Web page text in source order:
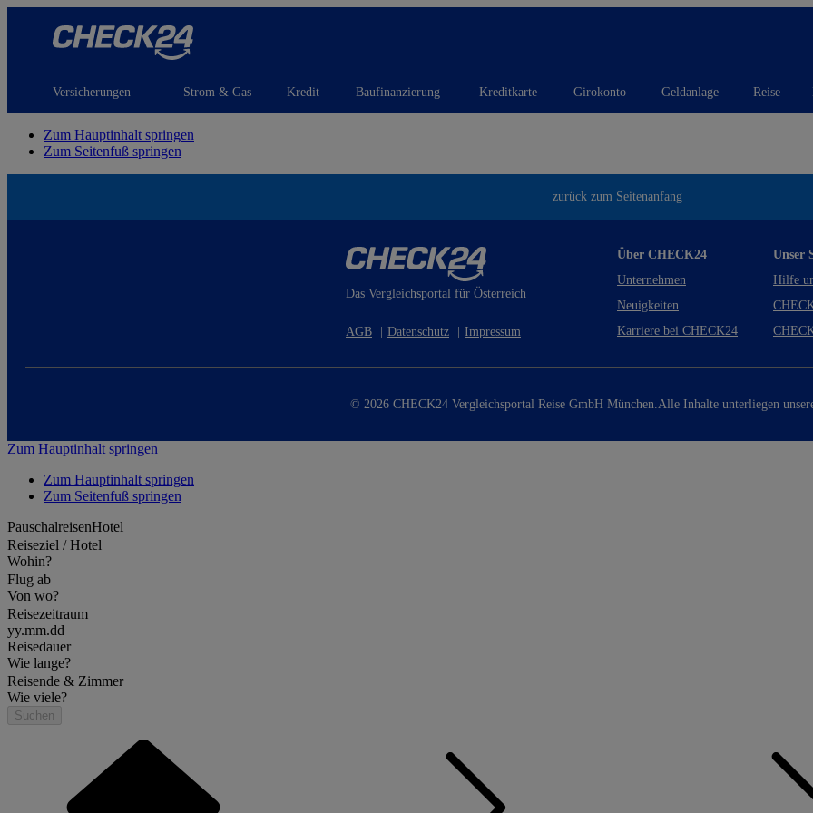
Versicherungen Strom & Gas Kredit Baufinanzierung Kreditkarte Girokonto Geldanlage Reise
Zum Hauptinhalt springen
Zum Seitenfuß springen
zurück zum Seitenanfang
Das Vergleichsportal für Österreich
AGB Datenschutz Impressum
Über CHECK24
Unternehmen
Neuigkeiten
Karriere bei CHECK24
Unser
Hilfe
© 2026 CHECK24 Vergleichsportal Reise GmbH München.Alle Inhalte unterliegen
Zum Hauptinhalt springen
Zum Hauptinhalt springen
Zum Seitenfuß springen
PauschalreisenHotel
Reiseziel / Hotel
Wohin?
Flug ab
Von wo?
Reisezeitraum
yy.mm.dd
Reisedauer
Wie lange?
Reisende & Zimmer
Wie viele?
Suchen